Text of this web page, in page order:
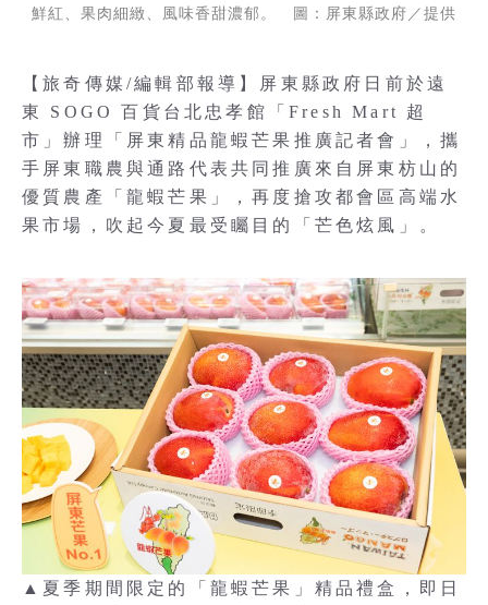
鮮紅、果肉細緻、風味香甜濃郁。 圖：屏東縣政府／提供
【旅奇傳媒/編輯部報導】屏東縣政府日前於遠
東 SOGO 百貨台北忠孝館「Fresh Mart 超
市」辦理「屏東精品龍蝦芒果推廣記者會」，攜
手屏東職農與通路代表共同推廣來自屏東枋山的
優質農產「龍蝦芒果」，再度搶攻都會區高端水
果市場，吹起今夏最受矚目的「芒色炫風」。
▲夏季期間限定的「龍蝦芒果」精品禮盒，即日